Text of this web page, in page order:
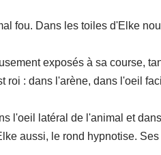
fou. Dans les toiles d'Elke
exposés à sa course,
roi : dans l'arène, dans l'oeil
l'oeil latéral de l'animal et
aussi, le rond hypnotise.